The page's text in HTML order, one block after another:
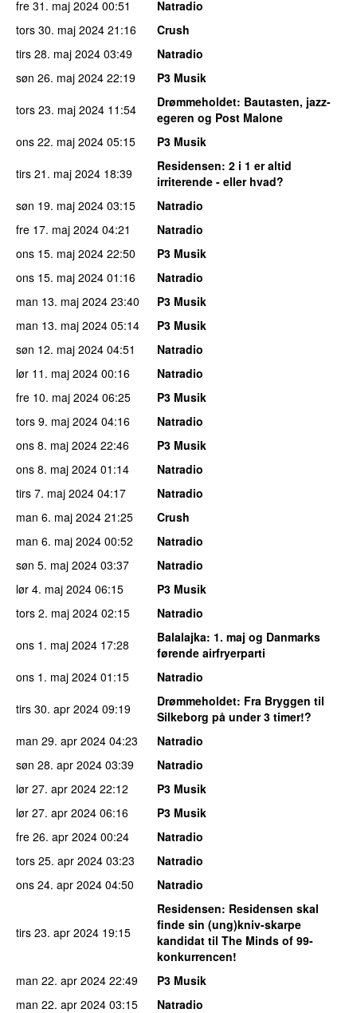
fre 31. maj 2024 00:51
Natradio
tors 30. maj 2024 21:16
Crush
tirs 28. maj 2024 03:49
Natradio
søn 26. maj 2024 22:19
P3 Musik
tors 23. maj 2024 11:54 Drømmeholdet: Bautasten, jazz-
egeren og Post Malone
ons 22. maj 2024 05:15
P3 Musik
tirs 21. maj 2024 18:39 Residensen: 2 i 1 er altid
irriterende - eller hvad?
søn 19. maj 2024 03:15
Natradio
fre 17. maj 2024 04:21
Natradio
ons 15. maj 2024 22:50
P3 Musik
ons 15. maj 2024 01:16
Natradio
man 13. maj 2024 23:40
P3 Musik
man 13. maj 2024 05:14
P3 Musik
søn 12. maj 2024 04:51
Natradio
lør 11. maj 2024 00:16
Natradio
fre 10. maj 2024 06:25
P3 Musik
tors 9. maj 2024 04:16
Natradio
ons 8. maj 2024 22:46
P3 Musik
ons 8. maj 2024 01:14
Natradio
tirs 7. maj 2024 04:17
Natradio
man 6. maj 2024 21:25
Crush
man 6. maj 2024 00:52
Natradio
søn 5. maj 2024 03:37
Natradio
lør 4. maj 2024 06:15
P3 Musik
tors 2. maj 2024 02:15
Natradio
ons 1. maj 2024 17:28 Balalajka: 1. maj og Danmarks
førende airfryerparti
ons 1. maj 2024 01:15
Natradio
tirs 30. apr 2024 09:19 Drømmeholdet: Fra Bryggen til
Silkeborg på under 3 timer!?
man 29. apr 2024 04:23
Natradio
søn 28. apr 2024 03:39
Natradio
lør 27. apr 2024 22:12
P3 Musik
lør 27. apr 2024 06:16
P3 Musik
fre 26. apr 2024 00:24
Natradio
tors 25. apr 2024 03:23
Natradio
ons 24. apr 2024 04:50 Natradio
tirs 23. apr 2024 19:15
Residensen: Residensen skal
finde sin (ung)kniv-skarpe
kandidat til The Minds of 99-
konkurrencen!
man 22. apr 2024 22:49
P3 Musik
man 22. apr 2024 03:15
Natradio